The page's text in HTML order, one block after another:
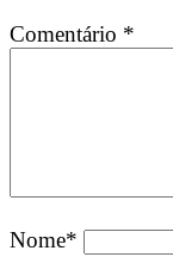
Comentário *
Nome*